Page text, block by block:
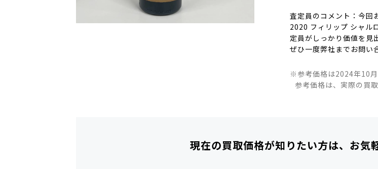
査定員のコメント：今回
2020 フィリップ シャル
定員がしっかり価値を見
ぜひ一度弊社までお問い
※参考価格は2024年10月
参考価格は、実際の買
現在の買取価格が知りたい方は、 お気